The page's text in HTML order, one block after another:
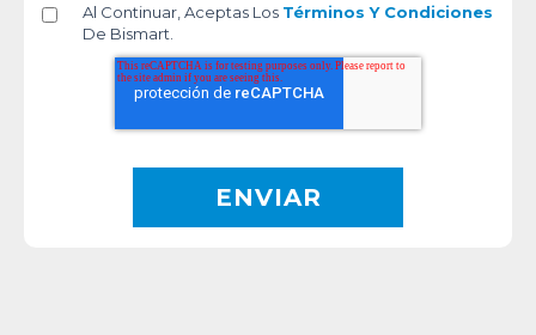
Al Continuar, Aceptas Los Términos Y Condiciones
De Bismart.